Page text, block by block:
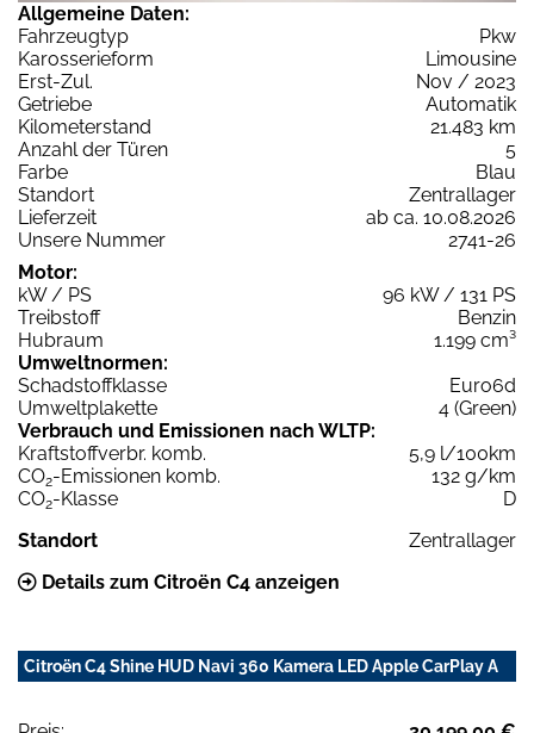
Allgemeine Daten:
Fahrzeugtyp
Pkw
Karosserieform
Limousine
Erst-Zul.
Nov / 2023
Getriebe
Automatik
Kilometerstand
21.483 km
Anzahl der Türen
5
Farbe
Blau
Standort
Zentrallager
Lieferzeit
ab ca. 10.08.2026
Unsere Nummer
2741-26
Motor:
kW / PS
96 kW / 131 PS
Treibstoff
Benzin
Hubraum
1.199 cm³
Umweltnormen:
Schadstoffklasse
Euro6d
Umweltplakette
4 (Green)
Verbrauch und Emissionen nach WLTP:
Kraftstoffverbr. komb.
5,9 l/100km
CO2-Emissionen komb.
132 g/km
CO2-Klasse
D
Standort
Zentrallager
Details zum Citroën C4 anzeigen
Citroën C4 Shine HUD Navi 360 Kamera LED Apple CarPlay A